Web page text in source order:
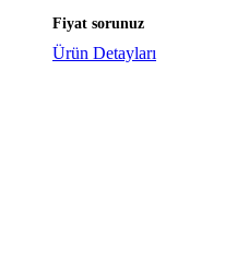
Fiyat sorunuz
Ürün Detayları